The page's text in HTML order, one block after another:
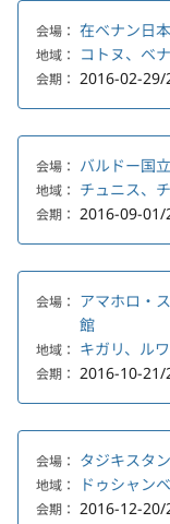
会場： 在ベナン日
地域： コトヌ、ベ
会期： 2016-02-
会場： バルドー国
地域： チュニス、
会期： 2016-09-
会場： アマホロ・
館
地域： キガリ、ル
会期： 2016-10-
会場： タジキスタ
地域： ドゥシャン
会期： 2016-12-